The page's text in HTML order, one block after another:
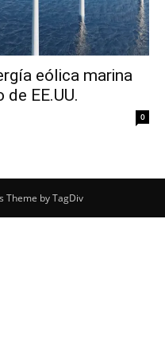
eólica marina
EE.UU.
0
Theme by TagDiv